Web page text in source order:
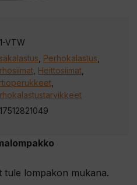
tule lompakon mukana.
VTW
Perhokalastus
Heittosiimat